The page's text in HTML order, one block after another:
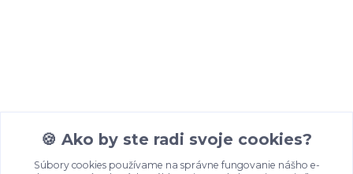
🍪 Ako by ste radi svoje cookies?
Súbory cookies používame na správne fungovanie nášho e-